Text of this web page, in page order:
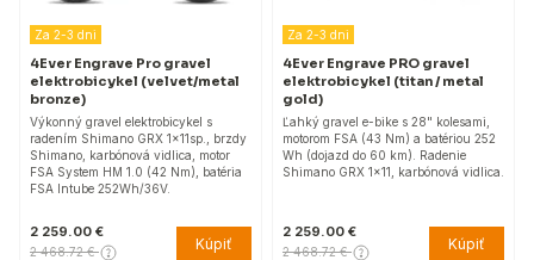
Za 2-3 dni
4Ever Engrave Pro gravel
elektrobicykel (velvet/metal
bronze)
Výkonný gravel elektrobicykel s
radením Shimano GRX 1x11sp., brzdy
Shimano, karbónová vidlica, motor
FSA System HM 1.0 (42 Nm), batéria
FSA Intube 252Wh/36V.
2 259.00 €
2 468.72 € Kúpiť
Za 2-3 dni
4Ever Engrave PRO gravel
elektrobicykel (titan / metal
gold)
Ľahký gravel e-bike s 28" kolesami,
motorom FSA (43 Nm) a batériou 252
Wh (dojazd do 60 km). Radenie
Shimano GRX 1×11, karbónová vidlica.
2 259.00 €
2 468.72 € Kúpiť